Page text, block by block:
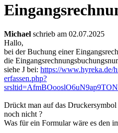
Michael schrieb am 02.07.2025
Hallo,
bei der Buchung einer
die
siehe J bei: https://www.hyreka.de/
erfassen.php?
Drückt man auf das Druckersymbol
noch nicht ?
Was für ein Formular wäre es den